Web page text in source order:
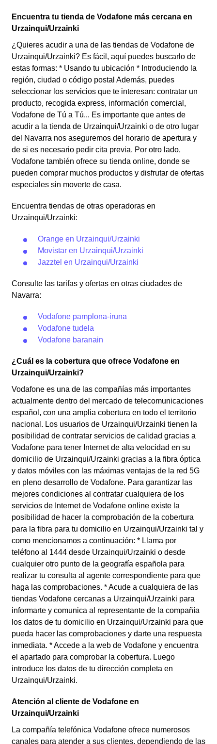
Encuentra tu tienda de Vodafone más cercana en
Urzainqui/Urzainki
¿Quieres acudir a una de las tiendas de Vodafone de
Urzainqui/Urzainki? Es fácil, aquí puedes buscarlo de
estas formas: * Usando tu ubicación * Introduciendo la
región, ciudad o código postal Además, puedes
seleccionar los servicios que te interesan: contratar un
producto, recogida express, información comercial,
Vodafone de Tú a Tú... Es importante que antes de
acudir a la tienda de Urzainqui/Urzainki o de otro lugar
del Navarra nos aseguremos del horario de apertura y
de si es necesario pedir cita previa. Por otro lado,
Vodafone también ofrece su tienda online, donde se
pueden comprar muchos productos y disfrutar de ofertas
especiales sin moverte de casa.
Encuentra tiendas de otras operadoras en
Urzainqui/Urzainki:
Orange en Urzainqui/Urzainki
Movistar en Urzainqui/Urzainki
Jazztel en Urzainqui/Urzainki
Consulte las tarifas y ofertas en otras ciudades de
Navarra:
Vodafone pamplona-iruna
Vodafone tudela
Vodafone baranain
¿Cuál es la cobertura que ofrece Vodafone en
Urzainqui/Urzainki?
Vodafone es una de las compañías más importantes
actualmente dentro del mercado de telecomunicaciones
español, con una amplia cobertura en todo el territorio
nacional. Los usuarios de Urzainqui/Urzainki tienen la
posibilidad de contratar servicios de calidad gracias a
Vodafone para tener Internet de alta velocidad en su
domicilio de Urzainqui/Urzainki gracias a la fibra óptica
y datos móviles con las máximas ventajas de la red 5G
en pleno desarrollo de Vodafone. Para garantizar las
mejores condiciones al contratar cualquiera de los
servicios de Internet de Vodafone online existe la
posibilidad de hacer la comprobación de la cobertura
para la fibra para tu domicilio en Urzainqui/Urzainki tal y
como mencionamos a continuación: * Llama por
teléfono al 1444 desde Urzainqui/Urzainki o desde
cualquier otro punto de la geografía española para
realizar tu consulta al agente correspondiente para que
haga las comprobaciones. * Acude a cualquiera de las
tiendas Vodafone cercanas a Urzainqui/Urzainki para
informarte y comunica al representante de la compañía
los datos de tu domicilio en Urzainqui/Urzainki para que
pueda hacer las comprobaciones y darte una respuesta
inmediata. * Accede a la web de Vodafone y encuentra
el apartado para comprobar la cobertura. Luego
introduce los datos de tu dirección completa en
Urzainqui/Urzainki.
Atención al cliente de Vodafone en
Urzainqui/Urzainki
La compañía telefónica Vodafone ofrece numerosos
canales para atender a sus clientes, dependiendo de las